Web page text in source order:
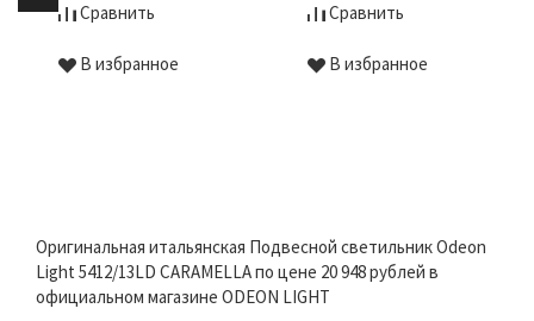
Сравнить
В избранное
Сравнить
В избранное
Оригинальная итальянская Подвесной светильник Odeon
Light 5412/13LD CARAMELLA по цене 20 948 рублей в
официальном магазине ODEON LIGHT